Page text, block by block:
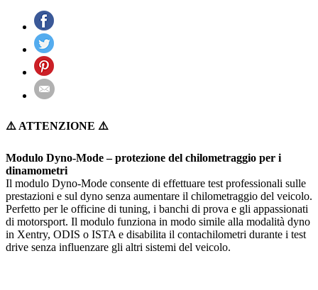
⚠️ ATTENZIONE ⚠️
Modulo Dyno-Mode – protezione del chilometraggio per i
dinamometri
Il modulo Dyno-Mode consente di effettuare test professionali sulle
prestazioni e sul dyno senza aumentare il chilometraggio del veicolo.
Perfetto per le officine di tuning, i banchi di prova e gli appassionati
di motorsport. Il modulo funziona in modo simile alla modalità dyno
in Xentry, ODIS o ISTA e disabilita il contachilometri durante i test
drive senza influenzare gli altri sistemi del veicolo.